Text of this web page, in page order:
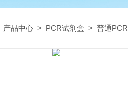
产品中心 > PCR试剂盒 > 普通